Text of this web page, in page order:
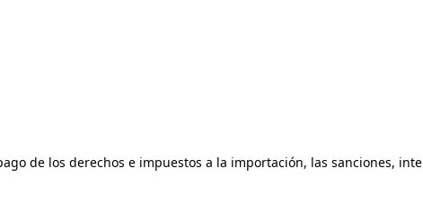
de los derechos e impuestos a la importación, las sanciones,